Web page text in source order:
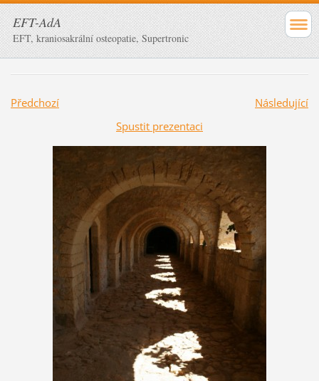
EFT-AdA
EFT, kraniosakrální osteopatie, Supertronic
Předchozí
Následující
Spustit prezentaci